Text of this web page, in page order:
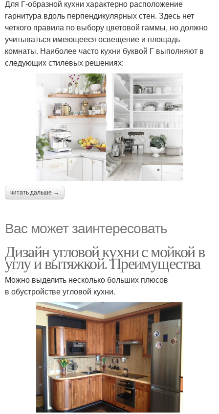
Угловые тумбы
Для Г-образной кухни характерно расположение
гарнитура вдоль перпендикулярных стен. Здесь нет
четкого правила по выбору цветовой гаммы, но должно
учитываться имеющееся освещение и площадь
комнаты. Наиболее часто кухни буквой Г выполняют в
следующих стилевых решениях:
читать дальше →
Вас может заинтересовать
Дизайн угловой кухни с мойкой в
углу и вытяжкой. Преимущества
Можно выделить несколько больших плюсов
в обустройстве угловой кухни.